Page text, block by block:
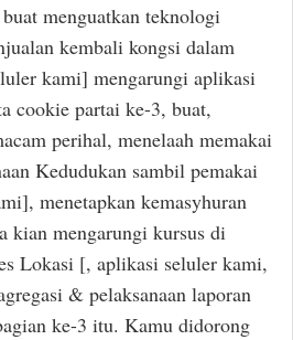
menguatkan teknologi
kembali kongsi dalam
kami] mengarungi aplikasi
cookie partai ke-3, buat,
perihal, menelaah memakai
Kedudukan sambil pemakai
menetapkan kemasyhuran
kian mengarungi kursus di
Lokasi [, aplikasi seluler kami,
& pelaksanaan laporan
ke-3 itu. Kamu didorong